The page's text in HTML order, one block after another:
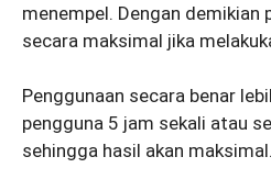
menempel. Dengan demikian
secara maksimal jika
Penggunaan secara benar
pengguna 5 jam sekali atau
sehingga hasil akan maksimal.